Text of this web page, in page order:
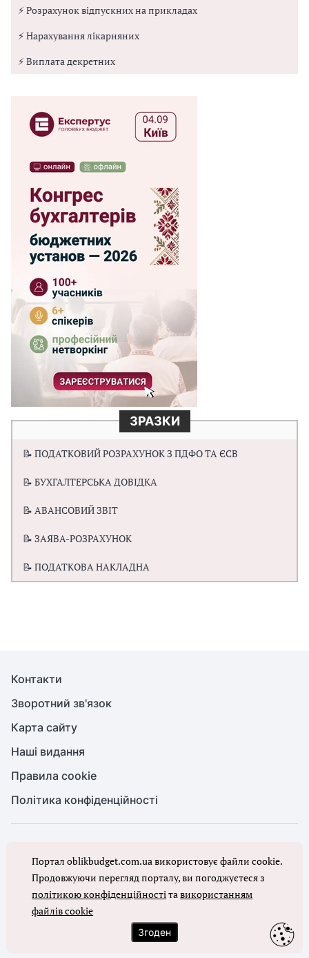
⚡ Розрахунок відпускних на прикладах
⚡ Нарахування лікарняних
⚡ Виплата декретних
ЗРАЗКИ
📝 ПОДАТКОВИЙ РОЗРАХУНОК З ПДФО ТА ЄСВ
📝 БУХГАЛТЕРСЬКА ДОВІДКА
📝 АВАНСОВИЙ ЗВІТ
📝 ЗАЯВА-РОЗРАХУНОК
📝 ПОДАТКОВА НАКЛАДНА
Контакти
Зворотний зв'язок
Карта сайту
Наші видання
Правила cookie
Політика конфіденційності
Повне або часткове копіювання будь-яких матеріалів порталу,
цитування, публікація їх анотованих оглядів допускаються лише з
письмового дозволу редакції порталу
Ми в соцмережах
Портал oblikbudget.com.ua використовує файли cookie.
Продовжуючи перегляд порталу, ви погоджуєтеся з
політикою конфіденційностітавикористанням
файлів cookie
Згоден